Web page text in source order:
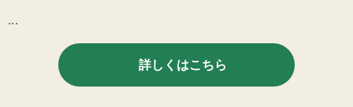
...
詳しくはこちら